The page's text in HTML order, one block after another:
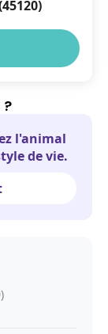
l'animal
de vie.